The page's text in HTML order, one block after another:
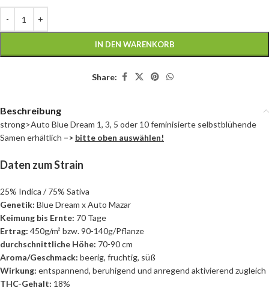
IN DEN WARENKORB
Share:
Beschreibung
strong>Auto Blue Dream 1, 3, 5 oder 10 feminisierte selbstblühende
Samen erhältlich –> bitte oben auswählen!
Daten zum Strain
25% Indica / 75% Sativa
Genetik: Blue Dream x Auto Mazar
Keimung bis Ernte: 70 Tage
Ertrag: 450g/m² bzw. 90-140g/Pflanze
durchschnittliche Höhe: 70-90 cm
Aroma/Geschmack: beerig, fruchtig, süß
Wirkung: entspannend, beruhigend und anregend aktivierend zugleich
THC-Gehalt: 18%